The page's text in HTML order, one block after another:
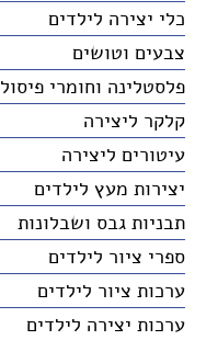
כלי יצירה לילדים
צבעים וטושים
פלסטלינה וחומרי פיסול
קלקר ליצירה
עיטורים ליצירה
יצירות מעץ לילדים
תבניות גבס ושבלונות
ספרי ציור לילדים
ערכות ציור לילדים
ערכות יצירה לילדים